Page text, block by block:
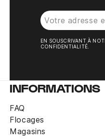
EN SOUSCRIVANT À
CONFIDENTIALITÉ.
INFORMATIONS
FAQ
Flocages
Magasins